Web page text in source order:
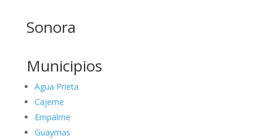
Sonora
Municipios
Agua Prieta
Cajeme
Empalme
Guaymas